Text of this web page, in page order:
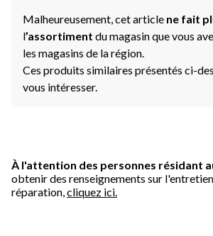
Malheureusement, cet article ne fait
l’assortiment du magasin que vous
les magasins de la région.
Ces produits similaires présentés ci-
vous intéresser.
À l'attention des personnes résidant
obtenir des renseignements sur
réparation, cliquez ici.